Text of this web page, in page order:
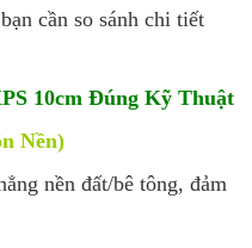
cần so sánh chi tiết
10cm Đúng Kỹ Thuật
Nền)
nền đất/bê tông, đảm